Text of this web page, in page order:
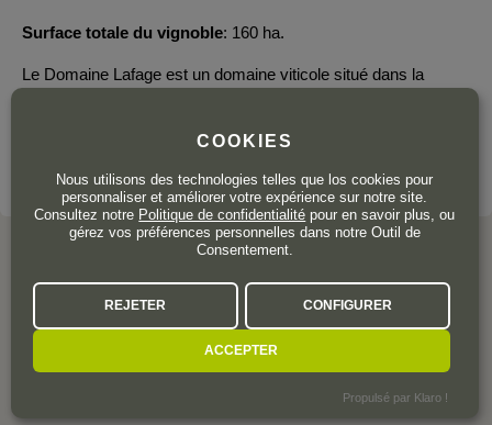
Surface totale du vignoble 160 ha.
Le Domaine Lafage est un domaine viticole situé dans la
VOIR LE DOMAINE
L'AVIS DE LA COMMUNAUTÉ
COOKIES
Nous utilisons des technologies telles que los cookies pour
personnaliser et améliorer votre expérience sur notre site.
Consultez notre Politique de confidentialité pour en savoir plus, ou
gérez vos préférences personnelles dans notre Outil de
Consentement.
REJETER CONFIGURER
ACCEPTER
Propulsé par Klaro !